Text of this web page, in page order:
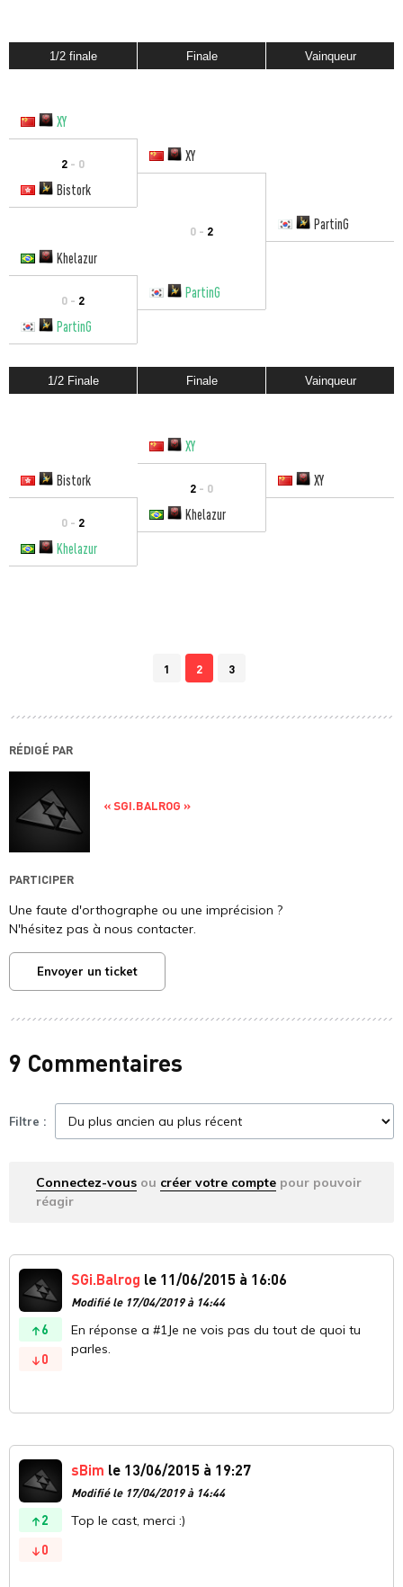
1/2 finale Finale Vainqueur
XY
2 - 0
XY
Bistork
0 - 2
PartinG
Khelazur
0 - 2
PartinG
PartinG
1/2 Finale Finale Vainqueur
XY
Bistork
2 - 0 XY
0 - 2
Khelazur
Khelazur
1 2 3
RÉDIGÉ PAR
« SGI.BALROG »
PARTICIPER
Une faute d'orthographe ou une imprécision ?
N'hésitez pas à nous contacter.
Envoyer un ticket
9 Commentaires
Filtre :
Connectez-vous ou créer votre compte pour pouvoir
réagir
6
0
SGi.Balrog le 11/06/2015 à 16:06
Modifié le 17/04/2019 à 14:44
En réponse a #1Je ne vois pas du tout de quoi tu
parles.
2
0
sBim le 13/06/2015 à 19:27
Modifié le 17/04/2019 à 14:44
Top le cast, merci :)